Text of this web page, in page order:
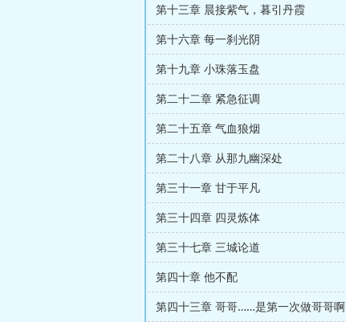
第十三章 晨接紫气，暮引丹霞
第十六章 每一刹光阴
第十九章 小珠落玉盘
第二十二章 紧急征调
第二十五章 气血狼烟
第二十八章 从那九幽深处
第三十一章 甘于平凡
第三十四章 四灵炼体
第三十七章 三城论道
第四十章 他不配
第四十三章 哥哥……是第一次做哥哥啊